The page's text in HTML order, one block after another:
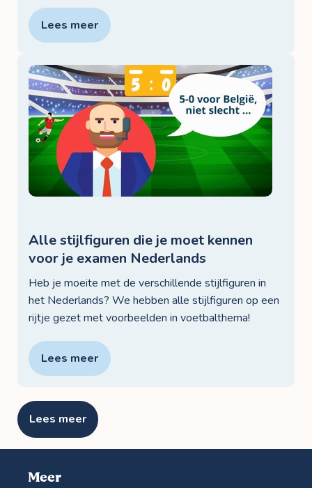
Lees meer
Alle stijlfiguren die je moet kennen
voor je examen Nederlands
Heb je moeite met de verschillende stijlfiguren in
het Nederlands? We hebben alle stijlfiguren op een
rijtje gezet met voorbeelden in voetbalthema!
Lees meer
Lees meer
Meer